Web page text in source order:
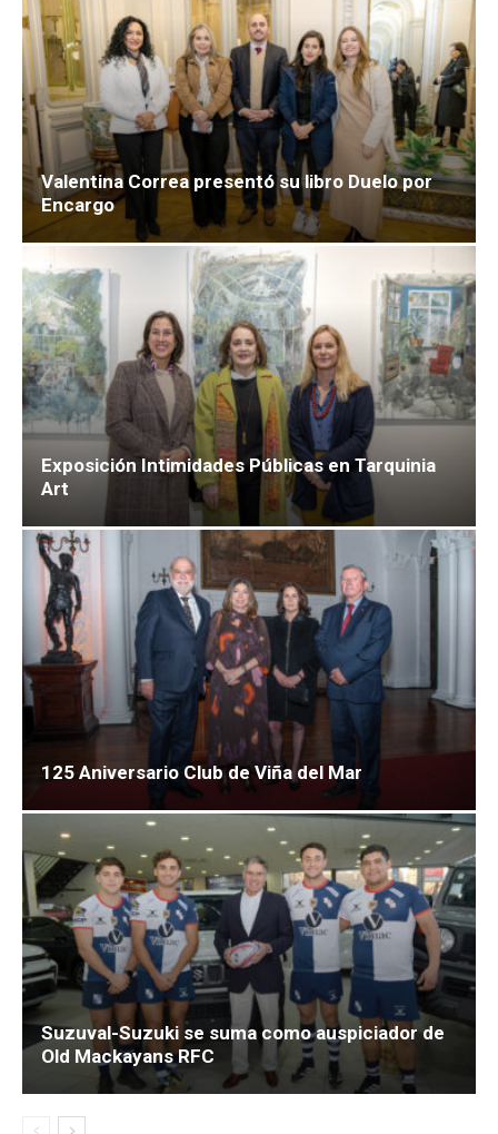
Valentina Correa presentó su libro Duelo por
Encargo
Exposición Intimidades Públicas en Tarquinia
Art
125 Aniversario Club de Viña del Mar
Suzuval-Suzuki se suma como auspiciador de
Old Mackayans RFC